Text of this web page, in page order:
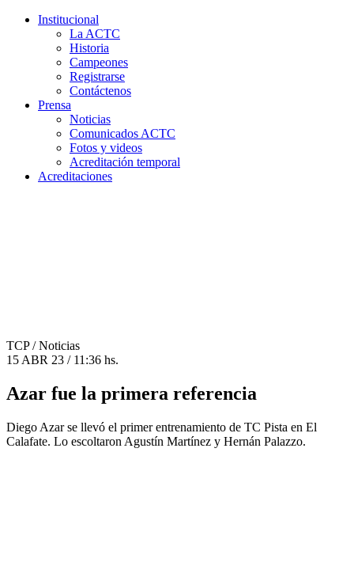
Institucional
La ACTC
Historia
Campeones
Registrarse
Contáctenos
Prensa
Noticias
Comunicados ACTC
Fotos y videos
Acreditación temporal
Acreditaciones
TCP/ Noticias
15 ABR 23 / 11:36 hs.
Azar fue la primera referencia
Diego Azar se llevó el primer entrenamiento de TC Pista en El
Calafate. Lo escoltaron Agustín Martínez y Hernán Palazzo.